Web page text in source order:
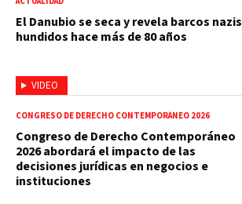
VIDEO
El Danubio se seca y revela barcos nazis
hundidos hace más de 80 años
CONGRESO DE DERECHO CONTEMPORÁNEO 2026
Congreso de Derecho Contemporáneo
2026 abordará el impacto de las
decisiones jurídicas en negocios e
instituciones